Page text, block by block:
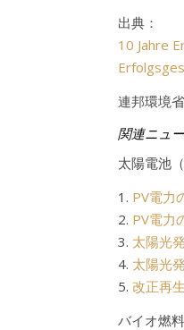
出典：
10 Jahre
連邦環境
関連ニュ
太陽電池（
1. PV電力
2. PV電力
3. 太陽光
4. 太陽光
5. 改正再
バイオ燃料